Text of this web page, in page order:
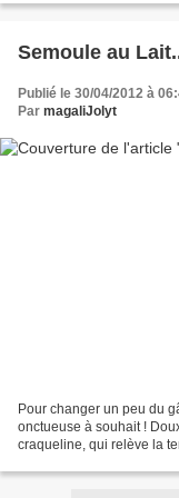
Semoule au
Publié le 30/04/2012 à
Par magaliJolyt
Pour changer un peu du
onctueuse à souhait !
craqueline, qui relève la